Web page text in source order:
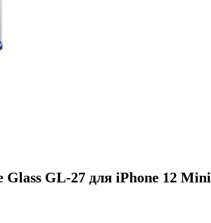
GL-27 для iPhone 12 Mini